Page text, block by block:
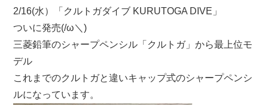
2/16(水）「クルトガダイブ KURUTOGA DIVE」
ついに発売(/ω＼)
三菱鉛筆のシャープペンシル「クルトガ」から最上位モ
デル
これまでのクルトガと違いキャップ式のシャープペンシ
ルになっています。